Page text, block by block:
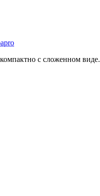
с сложенном виде.